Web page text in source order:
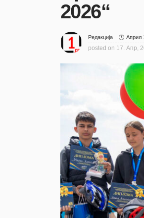
2026“
Редакција Април
posted on 17. Апр,